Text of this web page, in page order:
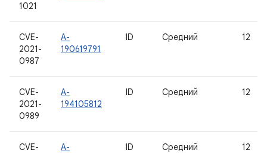
1021
CVE-
2021-
0987
A-
190619791
ID Средний 12
CVE-
2021-
0989
A-
194105812
ID Средний 12
CVE-
A-
ID Средний 12